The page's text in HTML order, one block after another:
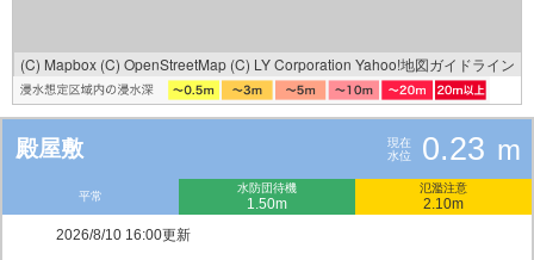
(C) Mapbox (C) OpenStreetMap (C) LY Corporation Yahoo!地図ガイドライン
殿屋敷
現在
水位
0.23 m
平常
水防団待機
1.50m
氾濫注意
2.10m
2026/8/10 16:00更新